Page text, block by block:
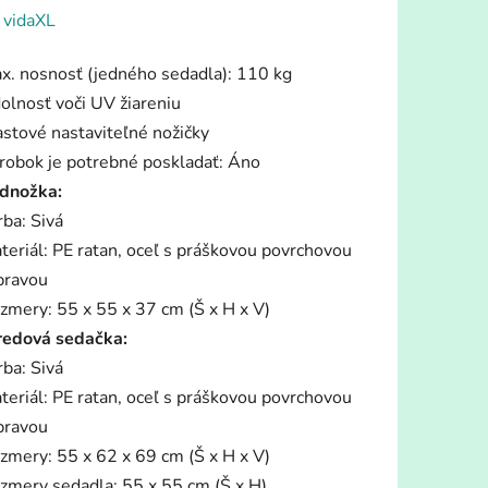
vidaXL
nosnosť (jedného sedadla): 110 kg
voči UV žiareniu
nastaviteľné nožičky
je potrebné poskladať: Áno
Sivá
PE ratan, oceľ s práškovou povrchovou
55 x 55 x 37 cm (Š x H x V)
sedačka:
Sivá
PE ratan, oceľ s práškovou povrchovou
55 x 62 x 69 cm (Š x H x V)